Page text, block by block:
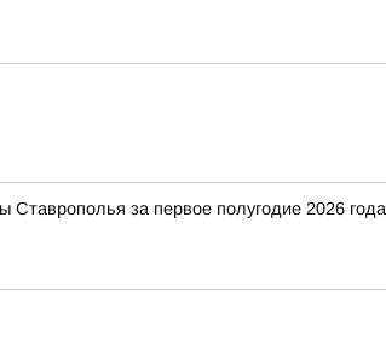
Ставрополья за первое полугодие 2026 года